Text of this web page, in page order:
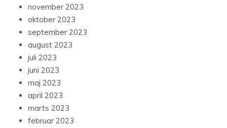
november 2023
oktober 2023
september 2023
august 2023
juli 2023
juni 2023
maj 2023
april 2023
marts 2023
februar 2023